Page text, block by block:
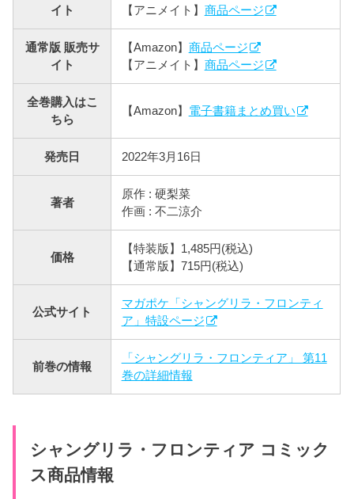
イト
【アニメイト】 商品ページ
通常版 販売サ
イト
【Amazon】 商品ページ
【アニメイト】 商品ページ
全巻購入はこ
ちら
【Amazon】 電子書籍まとめ買い
発売日 2022年3月16日
著者
原作 : 硬梨菜
作画 : 不二涼介
価格
【特装版】1,485円(税込)
【通常版】715円(税込)
公式サイト
マガポケ「シャングリラ・フロンティ
ア」特設ページ
前巻の情報
「シャングリラ・フロンティア」 第11
巻の詳細情報
シャングリラ・フロンティア コミック
ス商品情報